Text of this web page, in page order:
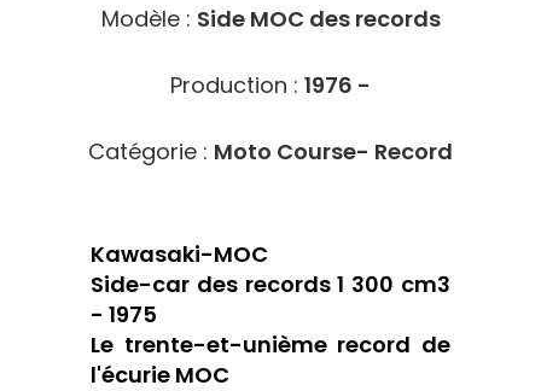
Modèle : Side MOC des records
Production : 1976 -
Catégorie : Moto Course- Record
Kawasaki-MOC
Side-car des records 1 300 cm3
- 1975
Le trente-et-unième record de
l'écurie MOC